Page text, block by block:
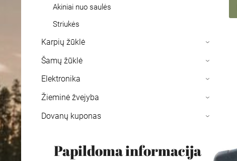
Akiniai nuo saulės
Striukės
Karpių žūklė ›
Šamų žūklė ›
Elektronika ›
Žieminė žvejyba ›
Dovanų kuponas ›
Papildoma informacija